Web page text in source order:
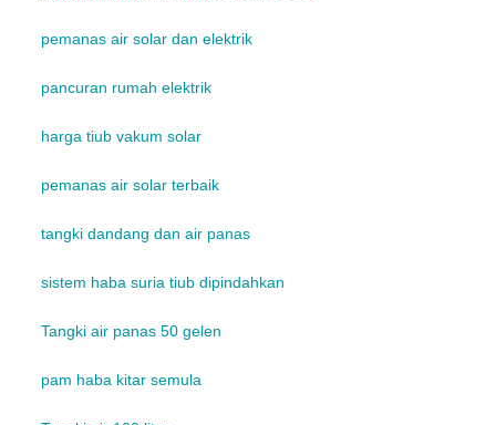
pemanas air solar dan elektrik
pancuran rumah elektrik
harga tiub vakum solar
pemanas air solar terbaik
tangki dandang dan air panas
sistem haba suria tiub dipindahkan
Tangki air panas 50 gelen
pam haba kitar semula